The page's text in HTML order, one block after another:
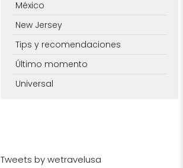
México
New Jersey
Tips y recomendaciones
Último momento
Universal
Tweets by wetravelusa